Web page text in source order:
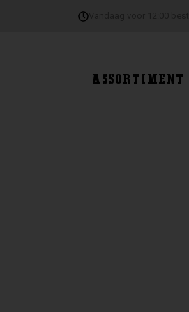
ASSORTIMENT